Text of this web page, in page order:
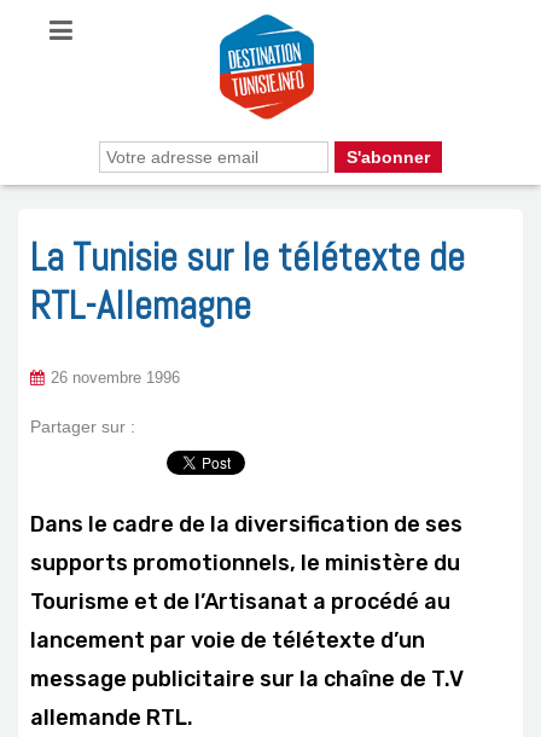
La Tunisie sur le télétexte de
RTL-Allemagne
26 novembre 1996
Partager sur :
Dans le cadre de la diversification de ses
supports promotionnels, le ministère du
Tourisme et de l’Artisanat a procédé au
lancement par voie de télétexte d’un
message publicitaire sur la chaîne de T.V
allemande RTL.